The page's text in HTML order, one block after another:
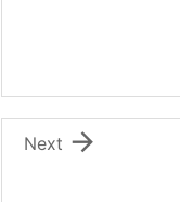

Next